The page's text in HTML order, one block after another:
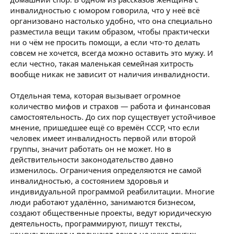
инвалидностью с юмором говорила, что у неё всё
организовано настолько удобно, что она специально
разместила вещи таким образом, чтобы практически
ни о чём не просить помощи, а если что-то делать
совсем не хочется, всегда можно оставить это мужу. И
если честно, такая маленькая семейная хитрость
вообще никак не зависит от наличия инвалидности.
Отдельная тема, которая вызывает огромное
количество мифов и страхов — работа и финансовая
самостоятельность. До сих пор существует устойчивое
мнение, пришедшее ещё со времён СССР, что если
человек имеет инвалидность первой или второй
группы, значит работать он не может. Но в
действительности законодательство давно
изменилось. Ограничения определяются не самой
инвалидностью, а состоянием здоровья и
индивидуальной программой реабилитации. Многие
люди работают удалённо, занимаются бизнесом,
создают общественные проекты, ведут юридическую
деятельность, программируют, пишут тексты,